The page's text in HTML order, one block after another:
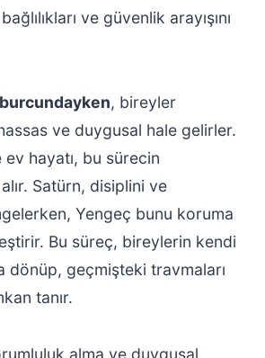
ve güvenlik arayışını
, bireyler
ve duygusal hale gelirler.
hayatı, bu sürecin
Satürn, disiplini ve
Yengeç bunu koruma
Bu süreç, bireylerin kendi
dönüp, geçmişteki travmaları
tanır.
alma ve duygusal